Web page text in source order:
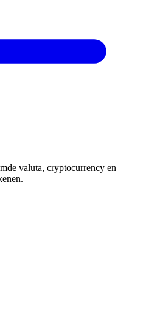
valuta, cryptocurrency en